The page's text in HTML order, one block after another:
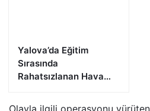
Yalova’da Eğitim
Sırasında
Rahatsızlanan Hava
Veli Bilgin Şehit Oldu